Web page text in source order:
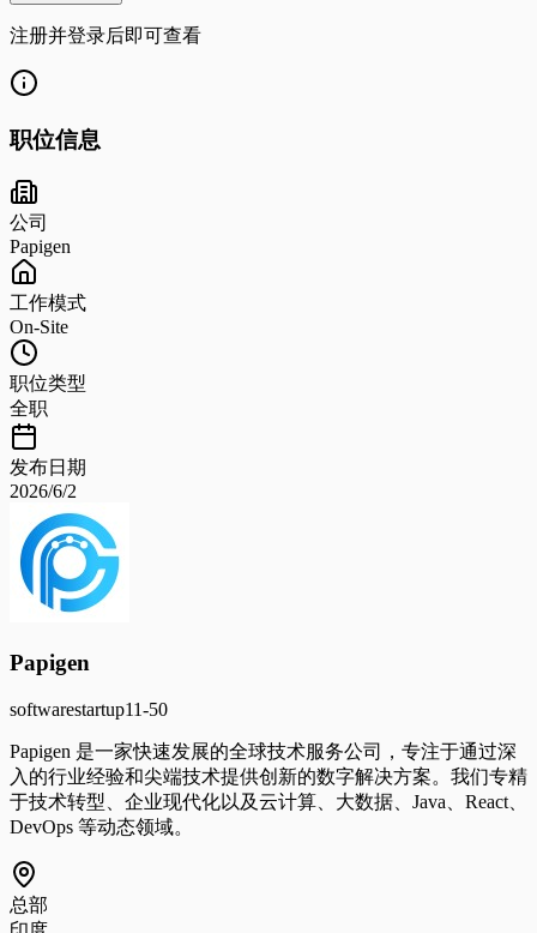
注册并登录后即可查看
职位信息
公司
Papigen
工作模式
On-Site
职位类型
全职
发布日期
2026/6/2
Papigen
softwarestartup11-50
Papigen 是一家快速发展的全球技术服务公司，专注于通过深
入的行业经验和尖端技术提供创新的数字解决方案。我们专精
于技术转型、企业现代化以及云计算、大数据、Java、React、
DevOps 等动态领域。
总部